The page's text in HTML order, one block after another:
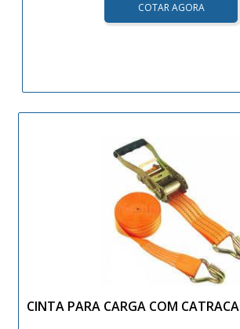
COTAR AGORA
CINTA PARA CARGA COM CATRACA